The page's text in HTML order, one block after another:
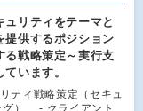
リティをテーマと
提供するポジション
る戦略策定～実行支
います。
ティ戦略策定（セキュ
グ） - クライアント